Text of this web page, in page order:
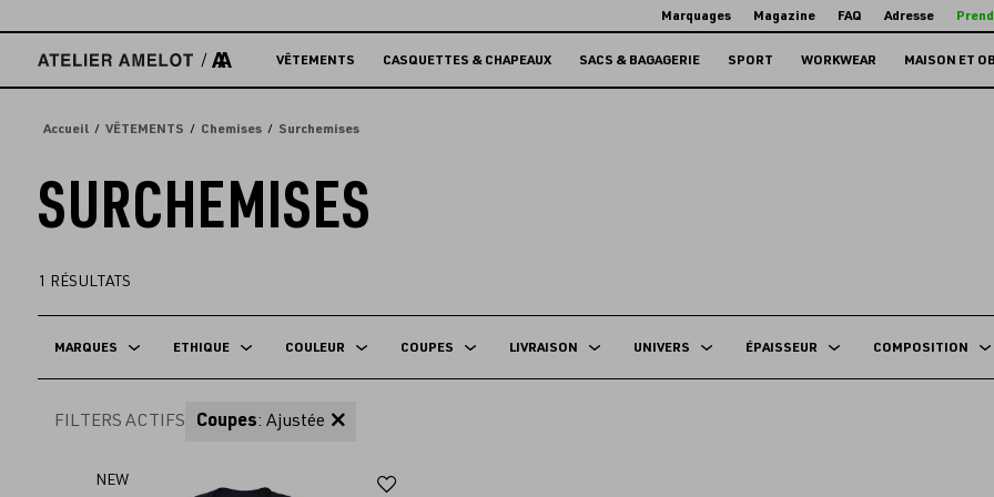
directement
contenu
Marquages Magazine FAQ Adresse
VÊTEMENTS CASQUETTES & CHAPEAUX SACS & BAGAGERIE SPORT WORKWEAR MAISON ET
Accueil VÊTEMENTS Chemises Surchemises
SURCHEMISES
1 RÉSULTATS
MARQUES ETHIQUE COULEUR COUPES LIVRAISON UNIVERS ÉPAISSEUR COMPOSITION
FILTERS ACTIFS Coupes: Ajustée
NEW